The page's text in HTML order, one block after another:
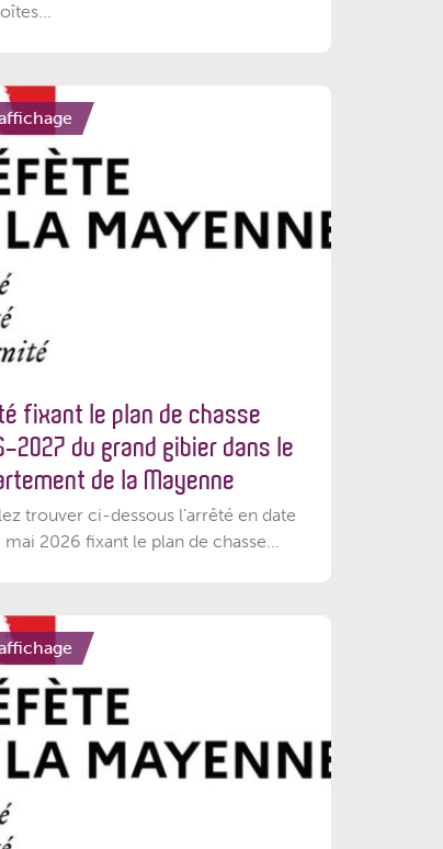
fixant le plan de chasse
2027 du grand gibier dans le
de la Mayenne
trouver ci-dessous l’arrêté en date
mai 2026 fixant le plan de chasse...